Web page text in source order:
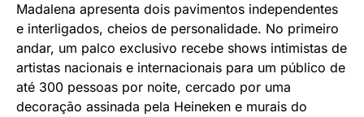
Madalena apresenta dois pavimentos independentes
e interligados, cheios de personalidade. No primeiro
andar, um palco exclusivo recebe shows intimistas de
artistas nacionais e internacionais para um público de
até 300 pessoas por noite, cercado por uma
decoração assinada pela Heineken e murais do